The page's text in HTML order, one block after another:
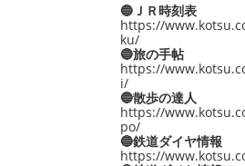
🔵ＪＲ時刻表
https://
ku/
🔵旅の手帖
https://
i/
🔵散歩の達人
https://
po/
🔵鉄道ダイヤ情報
https://